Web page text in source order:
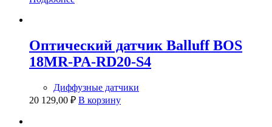
Оптический датчик Balluff BOS
18MR-PA-RD20-S4
Диффузные датчики
20 129,00 ₽ В корзину